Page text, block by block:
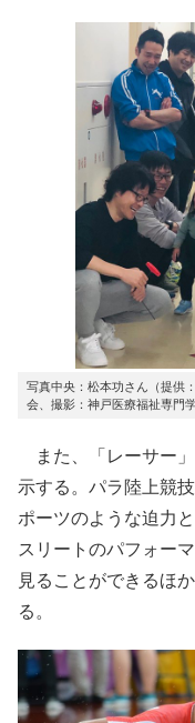
写真中央：松本功さん（提供
会、撮影：神戸医療福祉専門
また、「レーサー
示する。パラ陸上競
ポーツのような迫力
スリートのパフォー
見ることができるほ
る。